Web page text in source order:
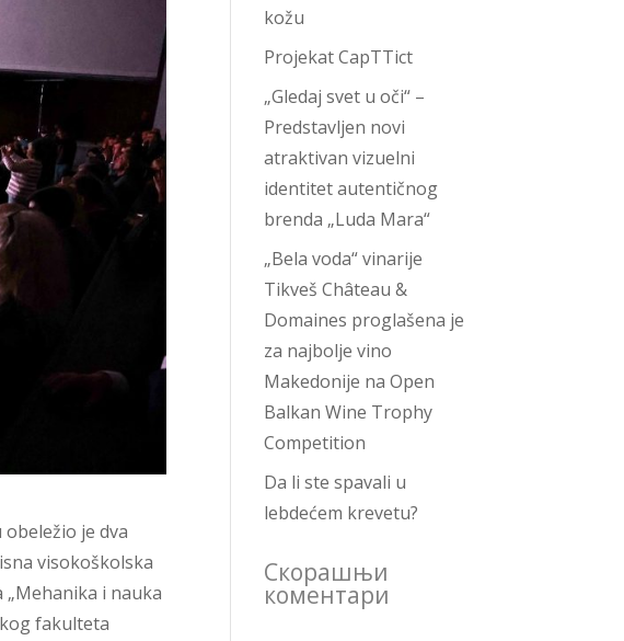
je dva
visokoškolska
i nauka
fakulteta
kožu
Projekat CapTTict
„Gledaj svet u oči“ –
Predstavljen novi
atraktivan vizuelni
identitet autentičnog
brenda „Luda Mara“
„Bela voda“ vinarije
Tikveš Château &
Domaines proglašena je
za najbolje vino
Makedonije na Open
Balkan Wine Trophy
Competition
Da li ste spavali u
lebdećem krevetu?
Скорашњи
коментари